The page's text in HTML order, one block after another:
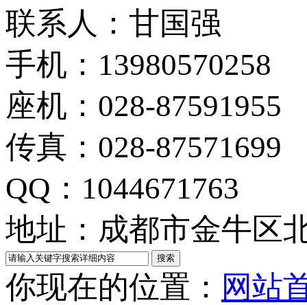
联系人：甘国强
手机：13980570258
座机：028-87591955
传真：028-87571699
QQ：1044671763
地址：成都市金牛区
你现在的位置： 网站